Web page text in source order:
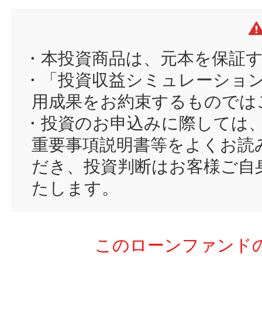
・本投資商品は、元本を保証
・「投資収益シミュレーショ
用成果をお約束するもので
・投資のお申込みに際しては
重要事項説明書等をよくお
だき、投資判断はお客様ご
たします。
このローンファンド